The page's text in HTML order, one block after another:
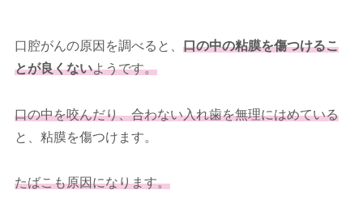
口腔がんの原因を調べると、口の中の粘膜を傷つけるこ
とが良くないようです。
口の中を咬んだり、合わない入れ歯を無理にはめている
と、粘膜を傷つけます。
たばこも原因になります。